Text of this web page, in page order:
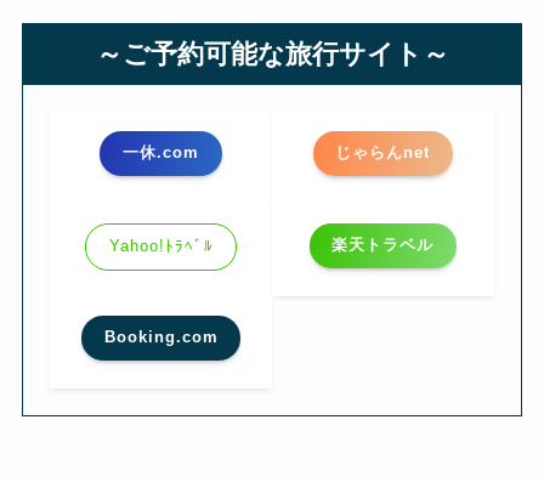
～ご予約可能な旅行サイト～
一休.com じゃらんnet
Yahoo!ﾄﾗﾍﾞﾙ 楽天トラベル
Booking.com